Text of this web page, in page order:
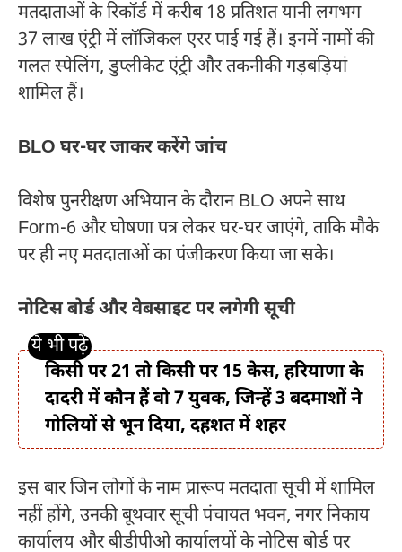
मतदाताओं के रिकॉर्ड में करीब 18 प्रतिशत यानी लगभग
37 लाख एंट्री में लॉजिकल एरर पाई गई हैं। इनमें नामों की
गलत स्पेलिंग, डुप्लीकेट एंट्री और तकनीकी गड़बड़ियां
शामिल हैं।
BLO घर-घर जाकर करेंगे जांच
विशेष पुनरीक्षण अभियान के दौरान BLO अपने साथ
Form-6 और घोषणा पत्र लेकर घर-घर जाएंगे, ताकि मौके
पर ही नए मतदाताओं का पंजीकरण किया जा सके।
नोटिस बोर्ड और वेबसाइट पर लगेगी सूची
किसी पर 21 तो किसी पर 15 केस, हरियाणा के
दादरी में कौन हैं वो 7 युवक, जिन्हें 3 बदमाशों ने
गोलियों से भून दिया, दहशत में शहर
इस बार जिन लोगों के नाम प्रारूप मतदाता सूची में शामिल
नहीं होंगे, उनकी बूथवार सूची पंचायत भवन, नगर निकाय
कार्यालय और बीडीपीओ कार्यालयों के नोटिस बोर्ड पर